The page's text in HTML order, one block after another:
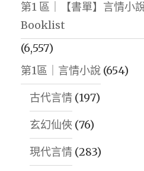
第1 區｜【書單】言情小
Booklist
(6,557)
第1區｜言情小說 (654)
古代言情 (197)
玄幻仙俠 (76)
現代言情 (283)